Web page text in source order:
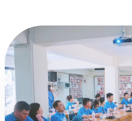
Đây cũng là cơ hội để
du lịch giới thiệu sản
kết với các doanh nghiệp